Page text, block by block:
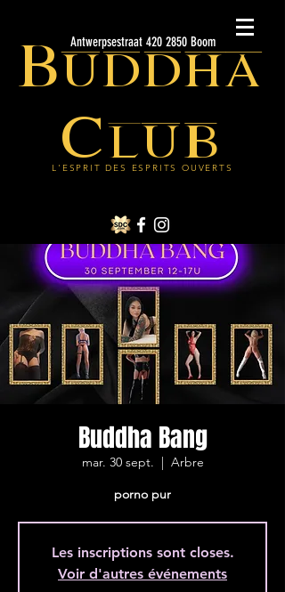
Buddha
Club
L'ESPRIT DES ESPRITS OUVERTS
Antwerpsestraat 420 2850 Boom
Buddha Bang
mar. 30 sept.
  |
Arbre
porno pur
Les inscriptions sont closes.
Voir d'autres événements